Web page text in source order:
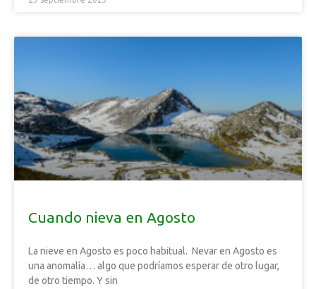
Cuando nieva en Agosto
La nieve en Agosto es poco habitual. Nevar en Agosto es
una anomalía… algo que podríamos esperar de otro lugar,
de otro tiempo. Y sin